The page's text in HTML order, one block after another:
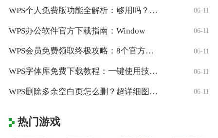
WPS个人免费版功能全解析：够用吗？适合 06-11
WPS办公软件官方下载指南：Window 06-11
WPS会员免费领取终极攻略：8个官方认证 06-11
WPS字体库免费下载教程：一键使用技巧与 06-11
WPS删除多余空白页怎么删？超详细图文教 06-11
热门游戏